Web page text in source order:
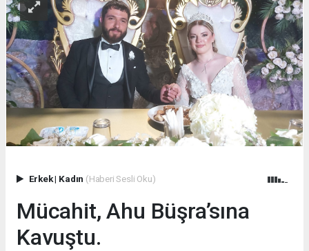
Erkek| Kadın (Haberi Sesli Oku)
Mücahit, Ahu Büşra’sına
Kavuştu.